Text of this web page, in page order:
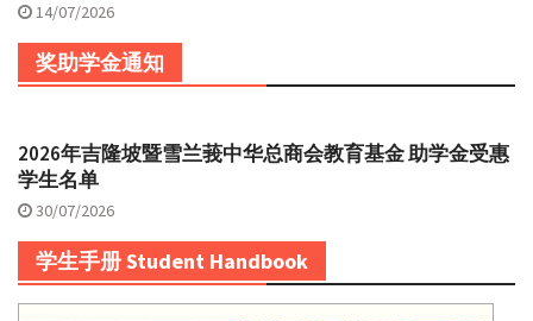
14/07/2026
奖助学金通知
2026年吉隆坡暨雪兰莪中华总商会教育基金 助学金受惠
学生名单
30/07/2026
学生手册 Student Handbook